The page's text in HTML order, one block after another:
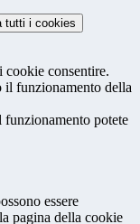
tutti i cookies
cookie consentire.
il funzionamento della
funzionamento potete
essere
pagina della cookie